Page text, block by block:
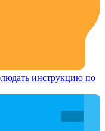
инструкцию по